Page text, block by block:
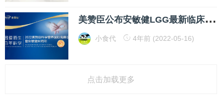
美
赞臣公布安敏健LGG最新临床成果，本地化运营发力特配市场
小食代 4年前 (2022-05-16)
点击加载更多